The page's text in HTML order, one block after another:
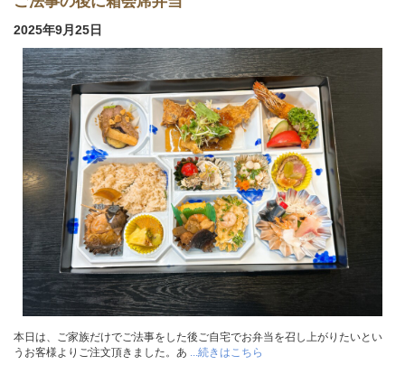
2025年9月25日
本日は、ご家族だけでご法事をした後ご自宅でお弁当を召し上がりたいとい
うお客様よりご注文頂きました。あ ...続きはこちら